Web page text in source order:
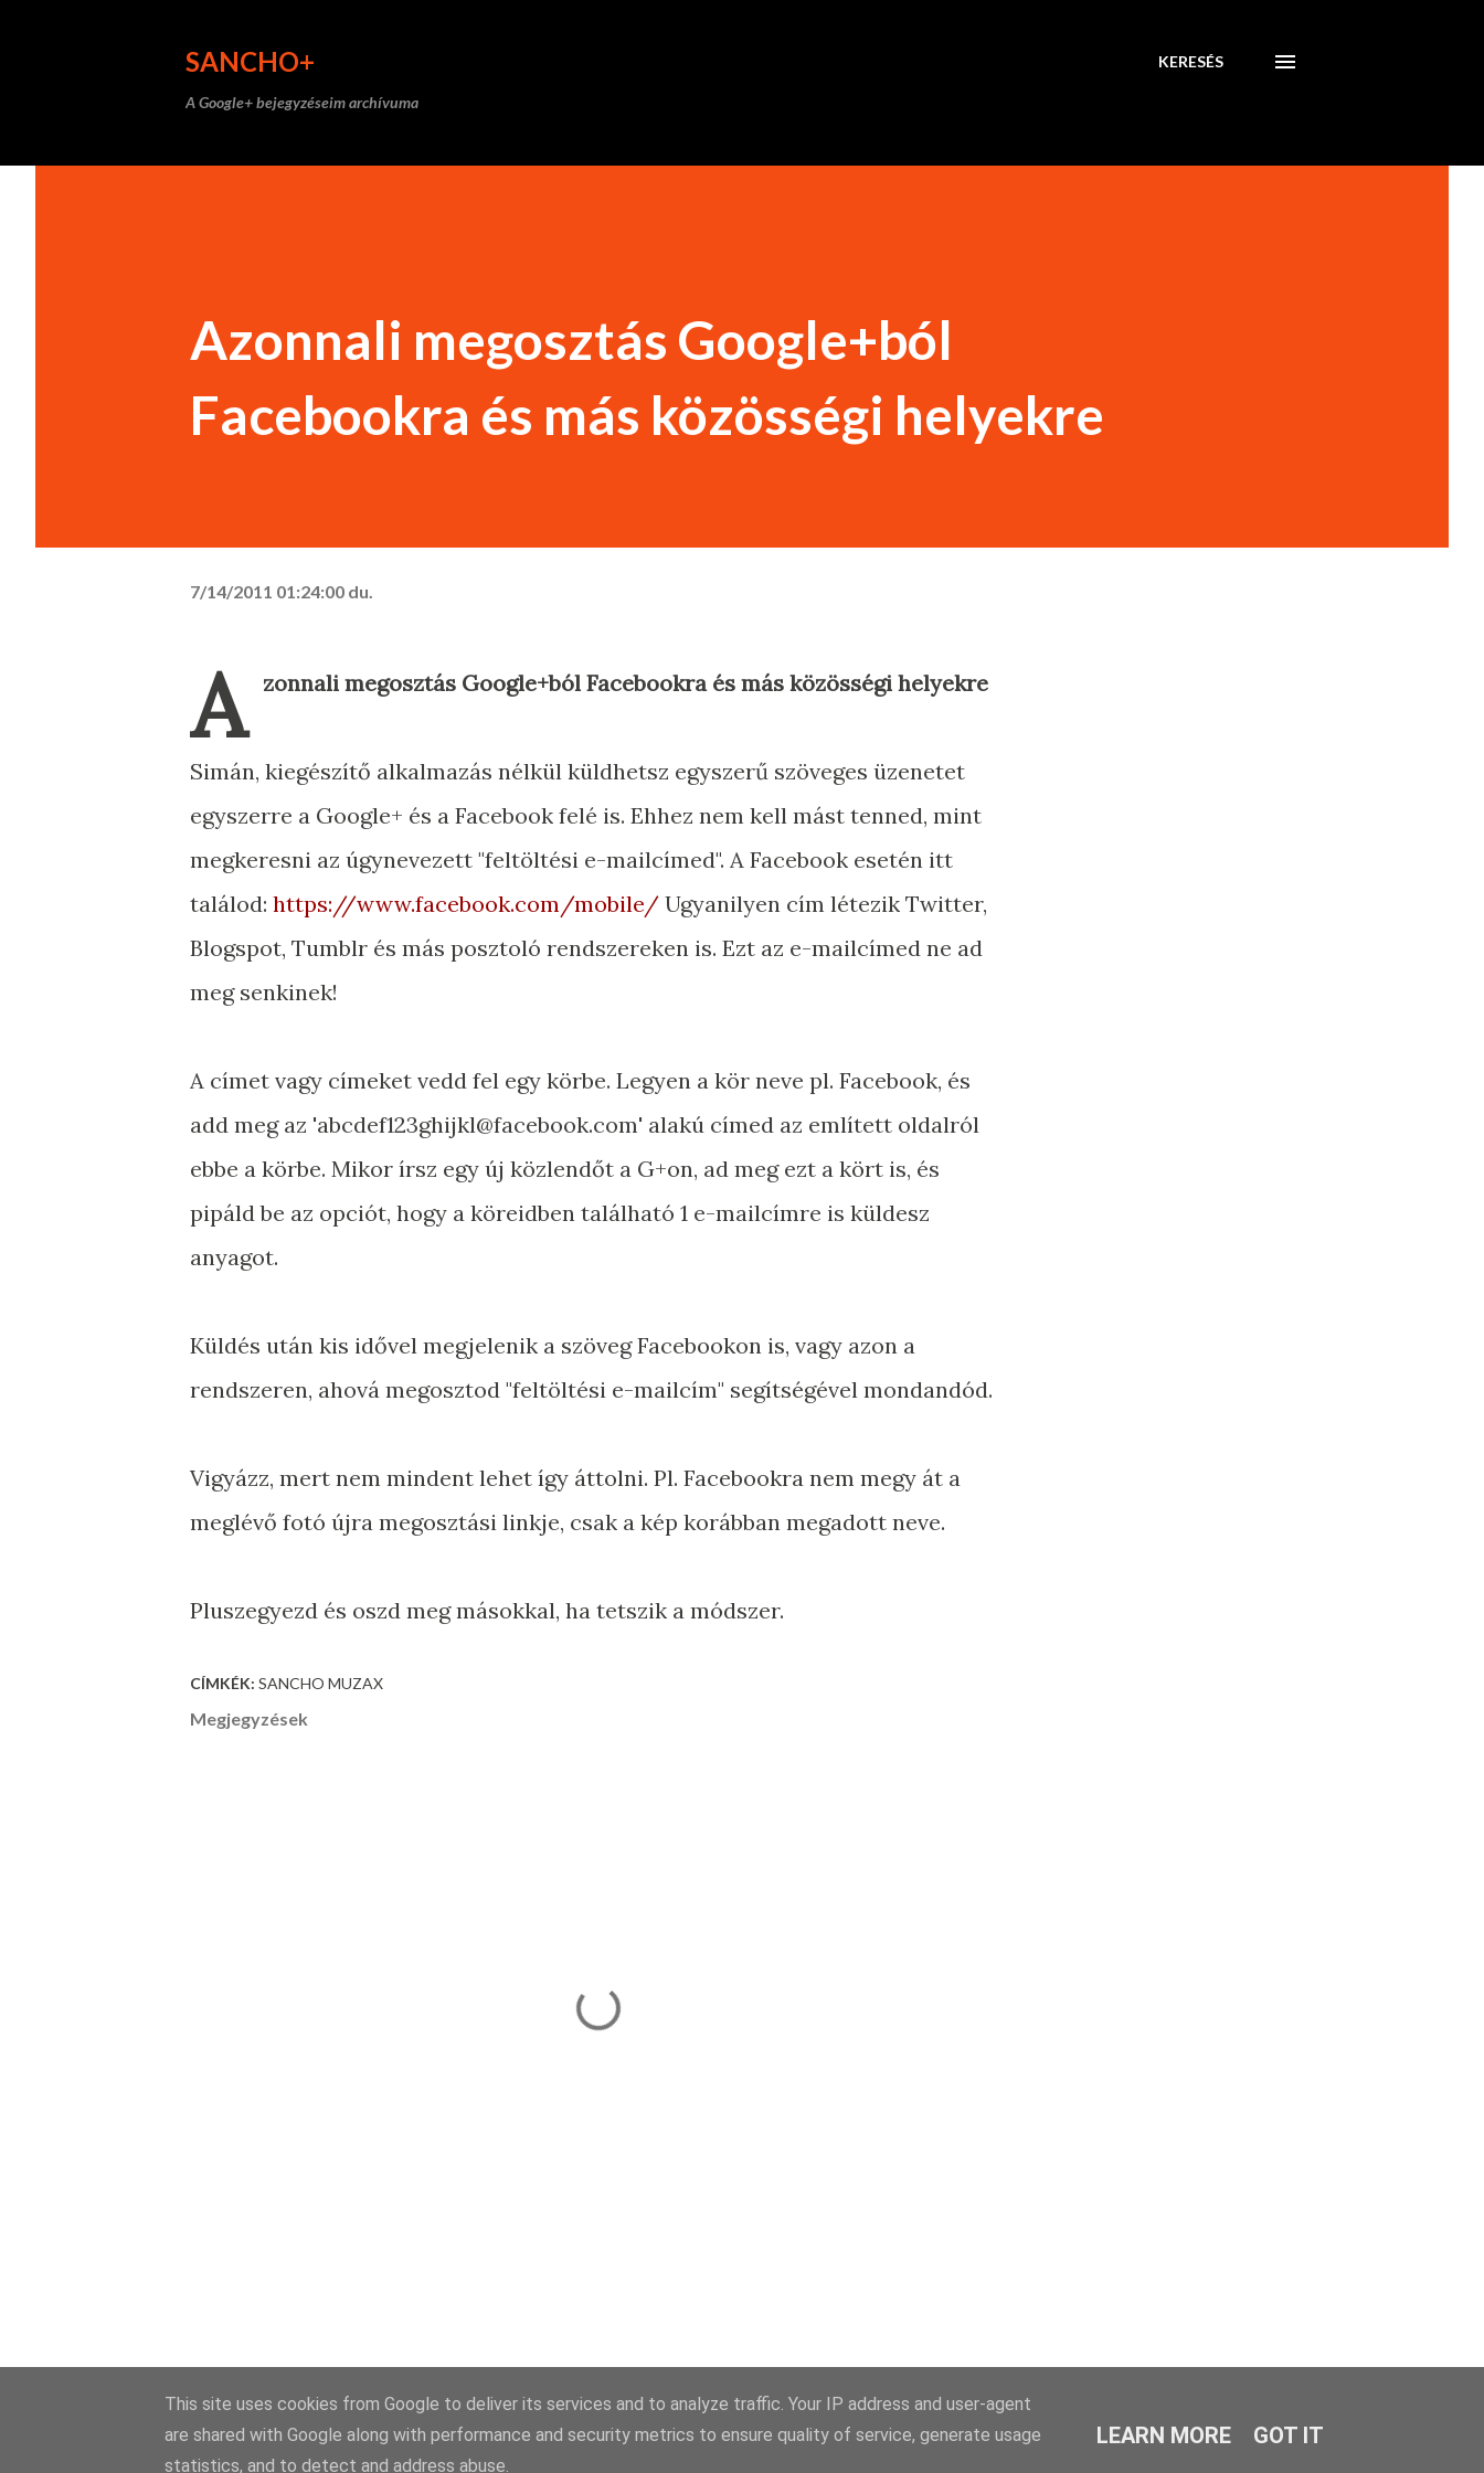
SANCHO+
A Google+ bejegyzéseim archívuma
KERESÉS
Azonnali megosztás Google+ból
Facebookra és más közösségi helyekre
7/14/2011 01:24:00 du.
A zonnali megosztás Google+ból Facebookra és más közösségi helyekre
Simán, kiegészítő alkalmazás nélkül küldhetsz egyszerű szöveges üzenetet
egyszerre a Google+ és a Facebook felé is. Ehhez nem kell mást tenned, mint
megkeresni az úgynevezett "feltöltési e-mailcímed". A Facebook esetén itt
találod: https://www.facebook.com/mobile/ Ugyanilyen cím létezik Twitter,
Blogspot, Tumblr és más posztoló rendszereken is. Ezt az e-mailcímed ne ad
meg senkinek!
A címet vagy címeket vedd fel egy körbe. Legyen a kör neve pl. Facebook, és
add meg az 'abcdef123ghijkl@facebook.com' alakú címed az említett oldalról
ebbe a körbe. Mikor írsz egy új közlendőt a G+on, ad meg ezt a kört is, és
pipáld be az opciót, hogy a köreidben található 1 e-mailcímre is küldesz
anyagot.
Küldés után kis idővel megjelenik a szöveg Facebookon is, vagy azon a
rendszeren, ahová megosztod "feltöltési e-mailcím" segítségével mondandód.
Vigyázz, mert nem mindent lehet így áttolni. Pl. Facebookra nem megy át a
meglévő fotó újra megosztási linkje, csak a kép korábban megadott neve.
Pluszegyezd és oszd meg másokkal, ha tetszik a módszer.
CÍMKÉK: SANCHO MUZAX
Megjegyzések
Üzemeltető: Blogger
This site uses cookies from Google to deliver its services and to analyze traffic. Your IP address and user-agent
are shared with Google along with performance and security metrics to ensure quality of service, generate usage
statistics, and to detect and address abuse.
LEARN MORE GOT IT